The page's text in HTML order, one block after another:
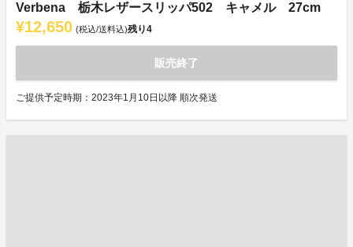
Verbena 栃木レザースリッパ502 キャメル 27cm
¥12,650 (税込/送料込)残り4
販売終了
ご提供予定時期：2023年1月10日以降 順次発送